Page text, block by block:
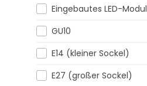
Eingebautes LED-Modul
GU10
E14 (kleiner Sockel)
E27 (großer Sockel)